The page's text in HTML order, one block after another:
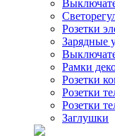
Розетки
Зарядные
Рамки
Розетки
Розетки
Розетки
Заглушки